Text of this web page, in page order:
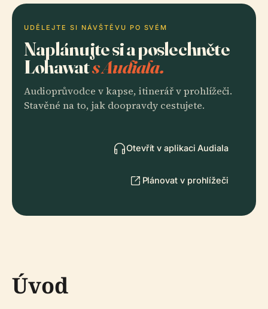
UDĚLEJTE SI NÁVŠTĚVU PO SVÉM
Naplánujte si a poslechněte
Lohawats Audiala.
Audioprůvodce v kapse, itinerář v prohlížeči.
Stavěné na to, jak doopravdy cestujete.
Otevřít v aplikaci Audiala
Plánovat v prohlížeči
Úvod